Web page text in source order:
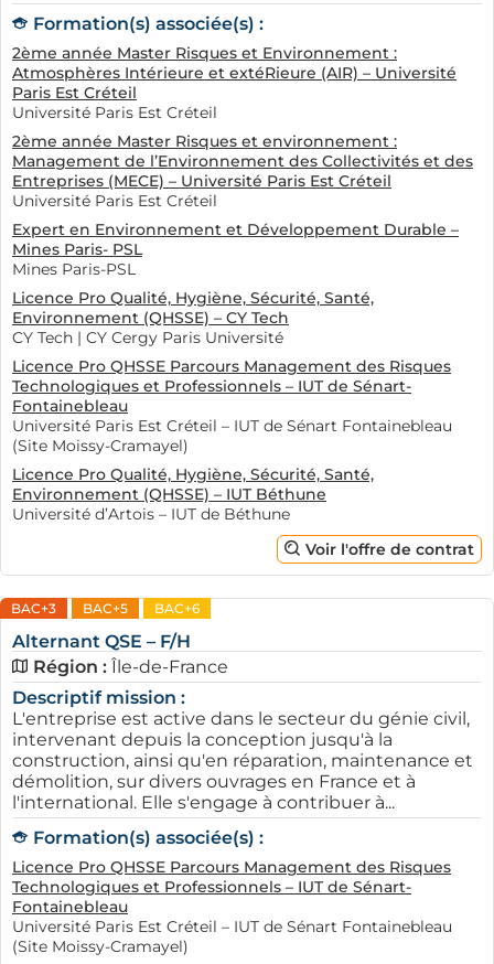
Formation(s) associée(s) :
2ème année Master Risques et Environnement :
Atmosphères Intérieure et extéRieure (AIR) – Université
Paris Est Créteil
Université Paris Est Créteil
2ème année Master Risques et environnement :
Management de l’Environnement des Collectivités et des
Entreprises (MECE) – Université Paris Est Créteil
Université Paris Est Créteil
Expert en Environnement et Développement Durable –
Mines Paris- PSL
Mines Paris-PSL
Licence Pro Qualité, Hygiène, Sécurité, Santé,
Environnement (QHSSE) – CY Tech
CY Tech | CY Cergy Paris Université
Licence Pro QHSSE Parcours Management des Risques
Technologiques et Professionnels – IUT de Sénart-
Fontainebleau
Université Paris Est Créteil – IUT de Sénart Fontainebleau
(Site Moissy-Cramayel)
Licence Pro Qualité, Hygiène, Sécurité, Santé,
Environnement (QHSSE) – IUT Béthune
Université d’Artois – IUT de Béthune
Voir l'offre de contrat
BAC+3 BAC+5 BAC+6
Alternant QSE – F/H
Région : Île-de-France
Descriptif mission :
L'entreprise est active dans le secteur du génie civil,
intervenant depuis la conception jusqu'à la
construction, ainsi qu'en réparation, maintenance et
démolition, sur divers ouvrages en France et à
l'international. Elle s'engage à contribuer à...
Formation(s) associée(s) :
Licence Pro QHSSE Parcours Management des Risques
Technologiques et Professionnels – IUT de Sénart-
Fontainebleau
Université Paris Est Créteil – IUT de Sénart Fontainebleau
(Site Moissy-Cramayel)